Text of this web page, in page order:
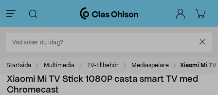
Startsida Multimedia TV-tillbehör Mediaspelare Xiaomi Mi
Xiaomi Mi TV Stick 1080P casta smart TV med
Chromecast